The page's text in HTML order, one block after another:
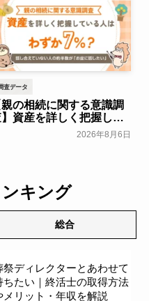
査データ
親の相続に関する意識調
資産を詳しく把握して
る人はわずか7％？具体的
話せていない人の約半数
名を対象に意識調査
2026年8月6日
キング
総合
祭ディレクターとあわせて
ちたい｜終活士の取得方法
メリット・年収を解説